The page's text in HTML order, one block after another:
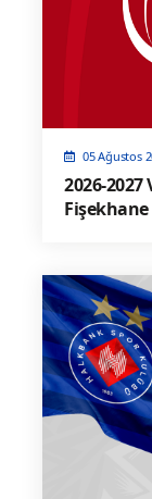
05 Ağustos
2026-